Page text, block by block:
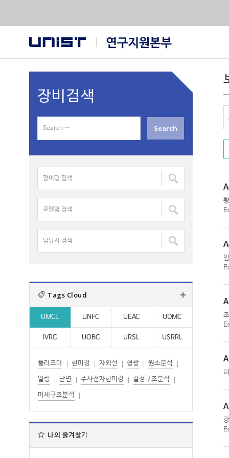
장비검색
f
장
명
검
색
모
명
검
색
담
색
:
Tags Cloud
UMCL UNFC UEAC UDMC
IVRC UOBC URSL USRRL
플라즈마 현미경 자외선 형광 원소분석
밀링 단면 주사전자현미경 결정구조분석
미세구조분석
나의 즐겨찾기